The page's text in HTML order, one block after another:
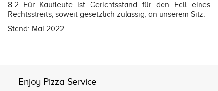
8.2 Für Kaufleute ist Gerichtsstand für den Fall eines
Rechtsstreits, soweit gesetzlich zulässig, an unserem Sitz.
Stand: Mai 2022
Enjoy Pizza Service